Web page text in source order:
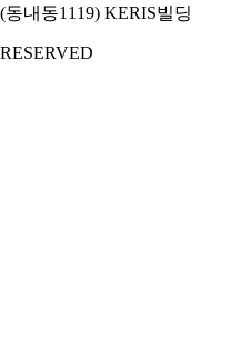
내동1119) KERIS빌딩